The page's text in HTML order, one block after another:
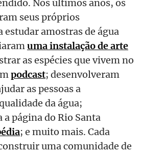
Nos últimos anos, os
seus próprios
amostras de água
uma instalação de arte
as espécies que vivem no
podcast; desenvolveram
as pessoas a
da água;
página do Rio Santa
; e muito mais. Cada
uma comunidade de